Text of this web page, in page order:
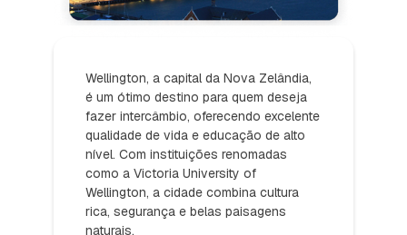
Wellington, a capital da Nova Zelândia,
é um ótimo destino para quem deseja
fazer intercâmbio, oferecendo excelente
qualidade de vida e educação de alto
nível. Com instituições renomadas
como a Victoria University of
Wellington, a cidade combina cultura
rica, segurança e belas paisagens
naturais.